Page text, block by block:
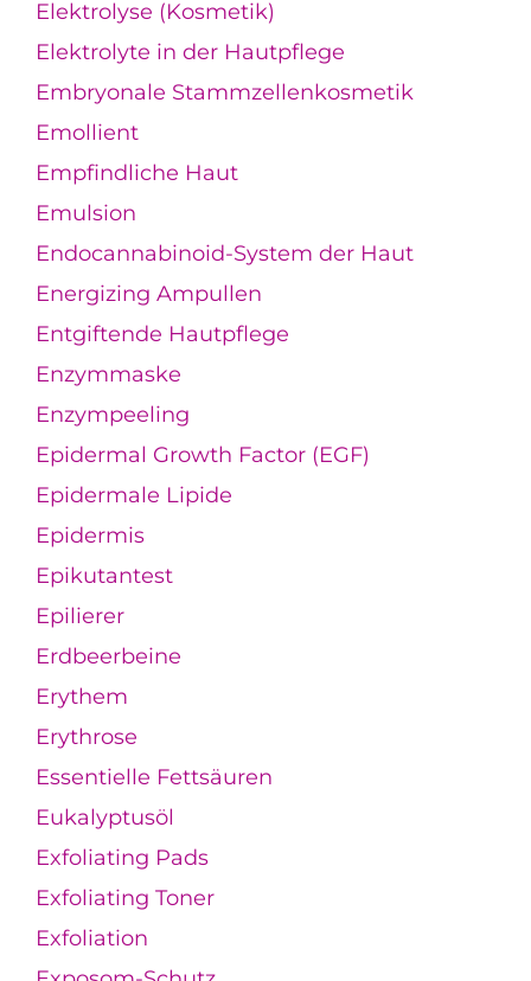
Elektrolyse (Kosmetik)
Elektrolyte in der Hautpflege
Embryonale Stammzellenkosmetik
Emollient
Empfindliche Haut
Emulsion
Endocannabinoid-System der Haut
Energizing Ampullen
Entgiftende Hautpflege
Enzymmaske
Enzympeeling
Epidermal Growth Factor (EGF)
Epidermale Lipide
Epidermis
Epikutantest
Epilierer
Erdbeerbeine
Erythem
Erythrose
Essentielle Fettsäuren
Eukalyptusöl
Exfoliating Pads
Exfoliating Toner
Exfoliation